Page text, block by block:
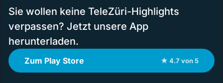
Sie wollen keine TeleZüri-Highlights
verpassen? Jetzt unsere App
herunterladen.
Zum Play Store ★ 4.7 von 5